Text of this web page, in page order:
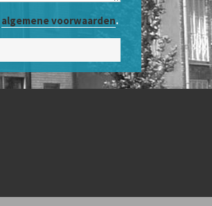
algemene voorwaarden.